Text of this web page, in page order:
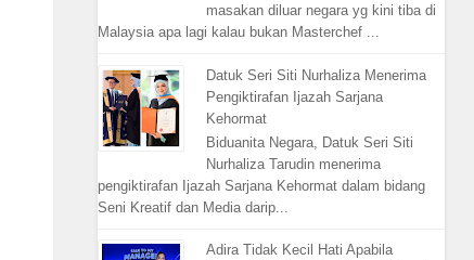
masakan diluar negara yg kini tiba di
Malaysia apa lagi kalau bukan Masterchef ...
Datuk Seri Siti Nurhaliza Menerima
Pengiktirafan Ijazah Sarjana
Kehormat
Biduanita Negara, Datuk Seri Siti
Nurhaliza Tarudin menerima
pengiktirafan Ijazah Sarjana Kehormat dalam bidang
Seni Kreatif dan Media darip...
Adira Tidak Kecil Hati Apabila